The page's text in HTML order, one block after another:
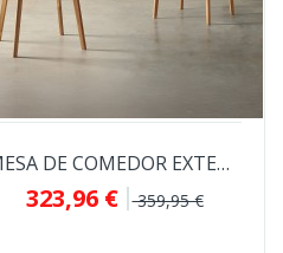
MESA DE COMEDOR EXTENSIBLE LIANA ESTILO...
323,96 € 359,95 €